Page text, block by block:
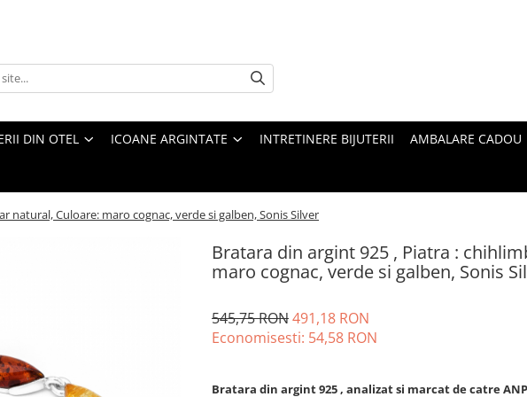
DIN OTEL ICOANE ARGINTATE INTRETINERE BIJUTERII AMBALARE CADOU
natural, Culoare: maro cognac, verde si galben, Sonis Silver
Bratara din argint 925 , Piatra :
maro cognac, verde si galben, Sonis
545,75 RON491,18 RON
Economisesti: 54,58 RON
Bratara din argint 925 , analizat si marcat de catre